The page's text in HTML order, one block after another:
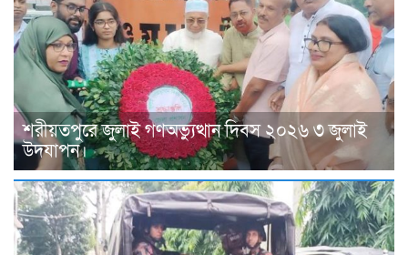
শরীয়তপুরে জুলাই গণঅভ্যুত্থান দিবস ২০২৬ ৩ জুলাই
উদযাপন।